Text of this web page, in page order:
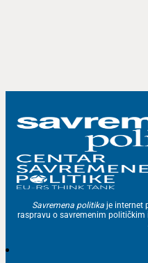
Savremena politika je internet
raspravu o savremenim